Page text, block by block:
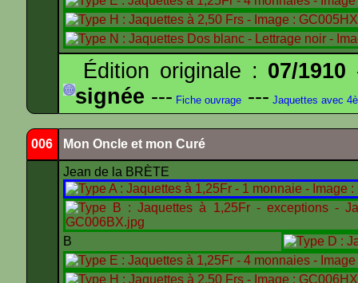
Édition originale : 07/1910
signée --- Fiche ouvrage --- Jaquettes avec
006 Mon Oncle et mon Curé
Jean de la BRÈTE
B